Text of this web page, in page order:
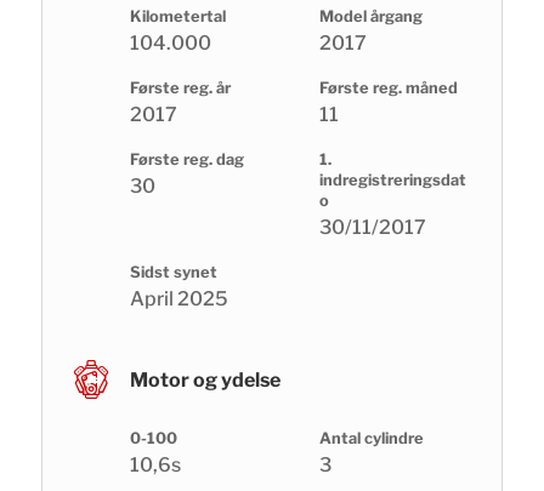
Kilometertal
104.000
Model årgang
2017
Første reg. år
2017
Første reg. måned
11
Første reg. dag
30
1.
indregistreringsdat
o
30/11/2017
Sidst synet
April 2025
Motor og ydelse
0-100
10,6s
Antal cylindre
3